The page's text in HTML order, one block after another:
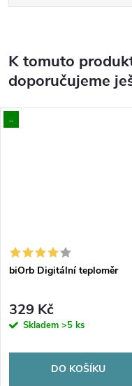
K tomuto
doporučujeme
..
biOrb Digitální teploměr
329 Kč
Skladem >5 ks
DO KOŠÍKU